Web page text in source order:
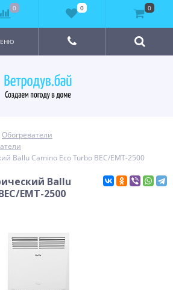
Обогреватели
Ballu Camino Eco Turbo BEC/EMT-2500
Ballu
EMT-2500
0 0 0